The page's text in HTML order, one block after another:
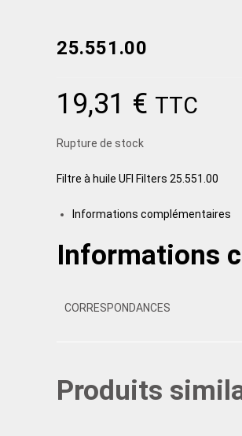
25.551.00
19,31 € TTC
Rupture de stock
Filtre à huile UFI Filters 25.551.00
Informations complémentaires
Informations
CORRESPONDANCES
Produits